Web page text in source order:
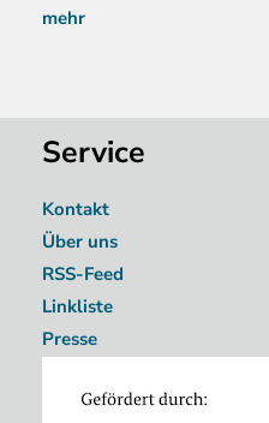
mehr
Service
Kontakt
Über uns
RSS-Feed
Linkliste
Presse